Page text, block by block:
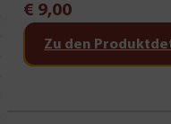
€ 9,00
Zu den